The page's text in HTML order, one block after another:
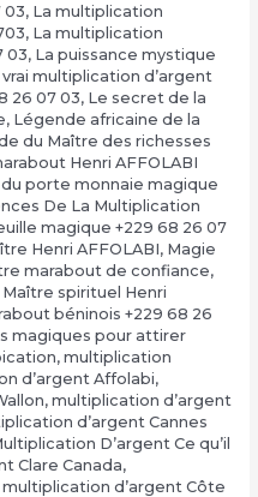
03, La multiplication
, La multiplication
03, La puissance mystique
vrai multiplication d’argent
26 07 03, Le secret de la
, Légende africaine de la
du Maître des richesses
Henri AFFOLABI
porte monnaie magique
De La Multiplication
magique +229 68 26 07
Henri AFFOLABI, Magie
marabout de confiance,
Maître spirituel Henri
béninois +229 68 26
magiques pour attirer
, multiplication
d’argent Affolabi,
, multiplication d’argent
d’argent Cannes
D’argent Ce qu’il
Clare Canada,
multiplication d’argent Côte